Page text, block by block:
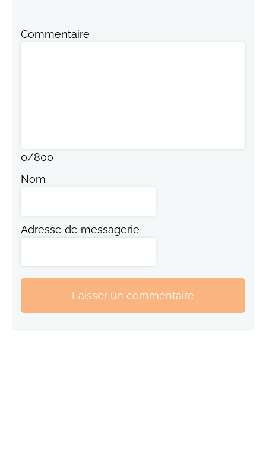
Commentaire
0/800
Nom
Adresse de messagerie
Laisser un commentaire